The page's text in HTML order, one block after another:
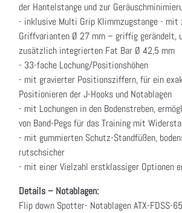
der Hantelstange und zur
- inklusive Multi Grip Klimmzugstange - mit
Griffvarianten Ø 27 mm – griffig gerändelt,
zusätzlich integrierten Fat Bar Ø 42,5 mm
- 33-fache Lochung/Positionshöhen
- mit gravierter Positionsziffern, für ein
Positionieren der J-Hooks und Notablagen
- mit Lochungen in den Bodenstreben,
von Band-Pegs für das Training mit
- mit gummierten Schutz-Standfüßen,
rutschsicher
- mit einer Vielzahl erstklassiger Optionen
Details – Notablagen:
Flip down Spotter- Notablagen ATX-FDSS-65